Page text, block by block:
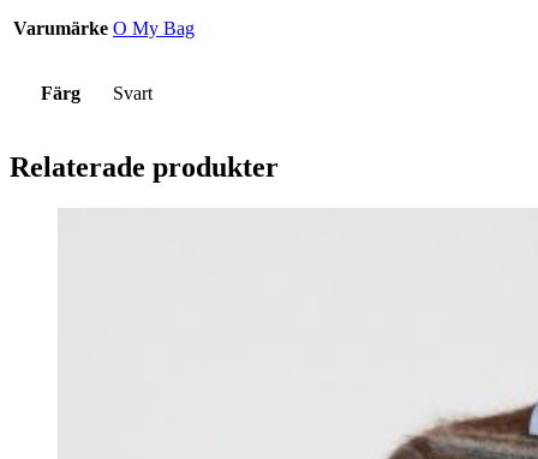
Varumärke O My Bag
Färg Svart
Relaterade produkter